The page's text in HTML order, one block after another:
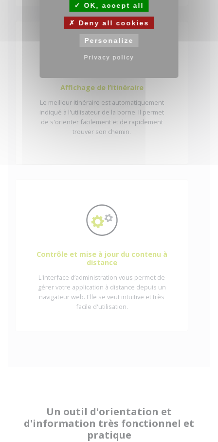
Affichage de l’itinéraire
Le meilleur itinéraire est automatiquement
indiqué à l'utilisateur de la borne. Il permet
de s'orienter facilement et de rapidement
trouver son chemin.
Contrôle et mise à jour du contenu à
distance
L'interface d’administration vous permet de
gérer votre application à distance depuis un
navigateur web. Elle se veut intuitive et très
facile d'utilisation.
Un outil d'orientation et
d'information très fonctionnel et
pratique
OK, accept all
Deny all cookies
Personalize
Privacy policy